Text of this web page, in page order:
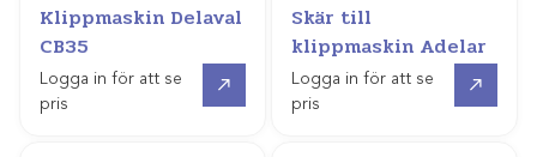
Klippmaskin Delaval
CB35
Logga in för att se
pris
Skär till
klippmaskin Adelar
Logga in för att se
pris